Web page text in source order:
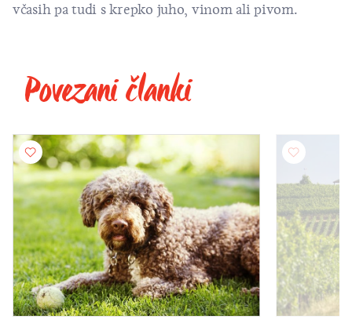
včasih pa tudi s krepko juho, vinom ali pivom.
Povezani članki